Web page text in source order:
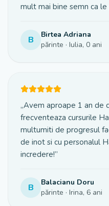
mult mai bine semn ca
B
Birtea Adriana
părinte · Iulia, 0 ani
„Avem aproape 1 an de
frecventeaza cursurile
multumiti de progresul
de inot si cu personalul
incredere!”
B
Balacianu Doru
părinte · Irina, 6 ani